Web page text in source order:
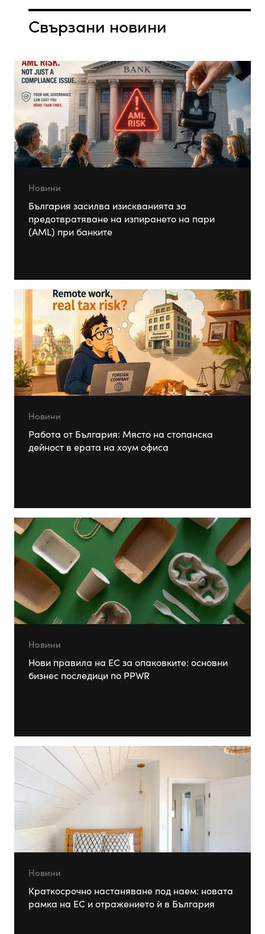
Свързани новини
Новини
България засилва изискванията за
предотвратяване на изпирането на пари
(AML) при банките
Новини
Работа от България: Място на стопанска
дейност в ерата на хоум офиса
Новини
Нови правила на ЕС за опаковките: основни
бизнес последици по PPWR
Новини
Краткосрочно настаняване под наем: новата
рамка на ЕС и отражението ѝ в България